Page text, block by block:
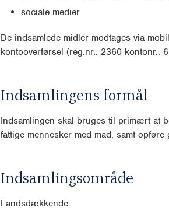
sociale medier
De indsamlede midler modtages via
kontooverførsel (reg.nr.: 2360 kontonr.:
Indsamlingens formål
Indsamlingen skal bruges til primært at
fattige mennesker med mad, samt
Indsamlingsområde
Landsdækkende